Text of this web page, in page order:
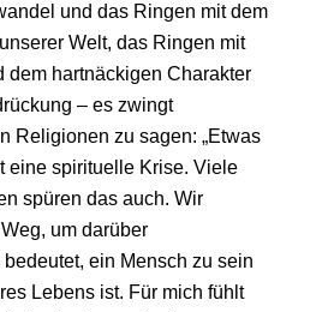
und das Ringen mit dem
Welt, das Ringen mit
dem hartnäckigen Charakter
– es zwingt
Religionen zu sagen: „Etwas
eine spirituelle Krise. Viele
spüren das auch. Wir
um darüber
ein Mensch zu sein
Lebens ist. Für mich fühlt